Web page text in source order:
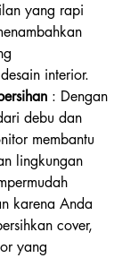
yang rapi
interior.
: Dengan
debu dan
membantu
lingkungan
karena Anda
cover,
yang